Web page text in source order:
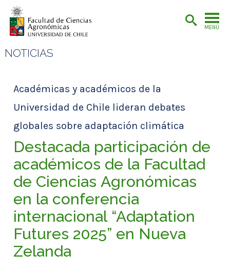
MENÚ
NOTICIAS
Académicas y académicos de la
Universidad de Chile lideran debates
globales sobre adaptación climática
Destacada participación de
académicos de la Facultad
de Ciencias Agronómicas
en la conferencia
internacional “Adaptation
Futures 2025” en Nueva
Zelanda